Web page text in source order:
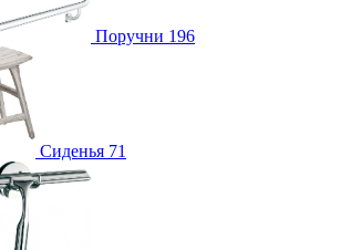
Поручни 196
Сиденья 71